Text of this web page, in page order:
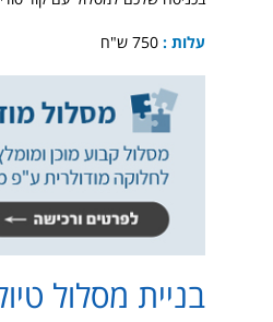
עלות :
בניית מסלול